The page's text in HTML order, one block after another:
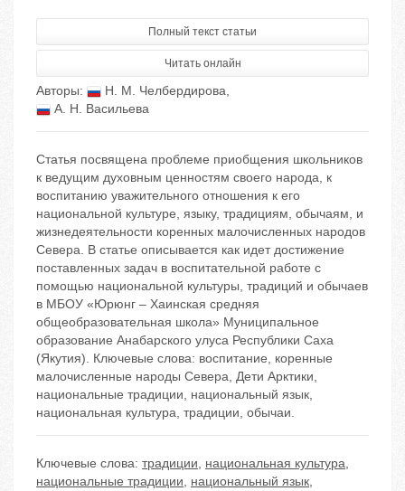
Полный текст статьи
Читать онлайн
Авторы: Н. М. Челбердирова,
А. Н. Васильева
Статья посвящена проблеме приобщения школьников
к ведущим духовным ценностям своего народа, к
воспитанию уважительного отношения к его
национальной культуре, языку, традициям, обычаям, и
жизнедеятельности коренных малочисленных народов
Севера. В статье описывается как идет достижение
поставленных задач в воспитательной работе с
помощью национальной культуры, традиций и обычаев
в МБОУ «Юрюнг – Хаинская средняя
общеобразовательная школа» Муниципальное
образование Анабарского улуса Республики Саха
(Якутия). Ключевые слова: воспитание, коренные
малочисленные народы Севера, Дети Арктики,
национальные традиции, национальный язык,
национальная культура, традиции, обычаи.
Ключевые слова: традиции, национальная культура,
национальные традиции, национальный язык,